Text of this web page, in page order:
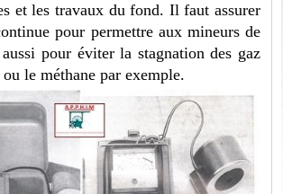
et les travaux du fond. Il faut assurer
pour permettre aux mineurs de
pour éviter la stagnation des gaz
ou le méthane par exemple.